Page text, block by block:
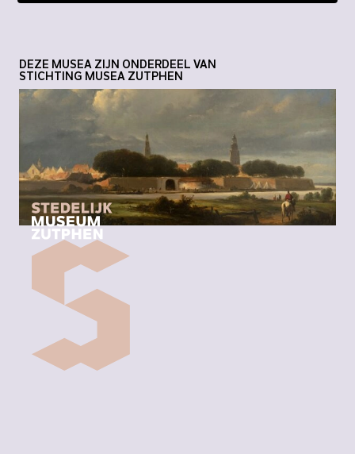
DEZE MUSEA ZIJN ONDERDEEL VAN
STICHTING MUSEA ZUTPHEN